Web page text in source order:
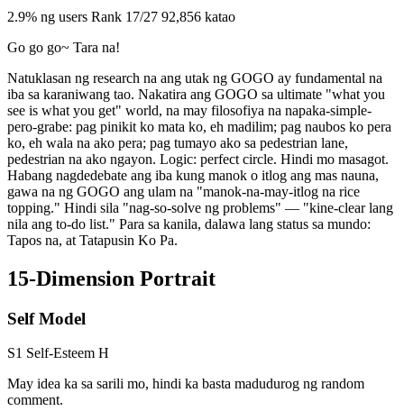
2.9% ng users Rank 17/27 92,856 katao
Go go go~ Tara na!
Natuklasan ng research na ang utak ng GOGO ay fundamental na
iba sa karaniwang tao. Nakatira ang GOGO sa ultimate "what you
see is what you get" world, na may filosofiya na napaka-simple-
pero-grabe: pag pinikit ko mata ko, eh madilim; pag naubos ko pera
ko, eh wala na ako pera; pag tumayo ako sa pedestrian lane,
pedestrian na ako ngayon. Logic: perfect circle. Hindi mo masagot.
Habang nagdedebate ang iba kung manok o itlog ang mas nauna,
gawa na ng GOGO ang ulam na "manok-na-may-itlog na rice
topping." Hindi sila "nag-so-solve ng problems" — "kine-clear lang
nila ang to-do list." Para sa kanila, dalawa lang status sa mundo:
Tapos na, at Tatapusin Ko Pa.
15-Dimension Portrait
Self Model
S1 Self-Esteem H
May idea ka sa sarili mo, hindi ka basta madudurog ng random
comment.